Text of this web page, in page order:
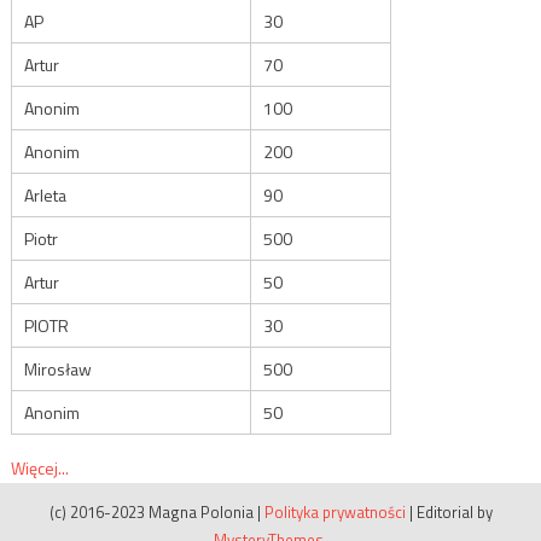
AP
30
Artur
70
Anonim
100
Anonim
200
Arleta
90
Piotr
500
Artur
50
PIOTR
30
Mirosław
500
Anonim
50
Więcej...
(c) 2016-2023 Magna Polonia | Polityka prywatności | Editorial by